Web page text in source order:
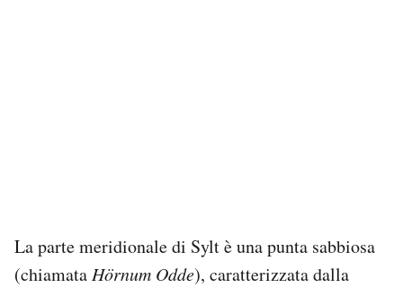
La parte meridionale di Sylt è una punta sabbiosa
(chiamataHörnum Odde), caratterizzata dalla